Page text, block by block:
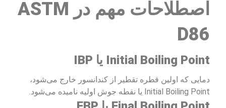
اصطلاحات مهم در ASTM
D86
Initial Boiling Point یا IBP
دمایی که اولین قطره تقطیر از کندانسور خارج می‌شود،
Initial Boiling Point یا نقطه جوش اولیه نامیده می‌شود.